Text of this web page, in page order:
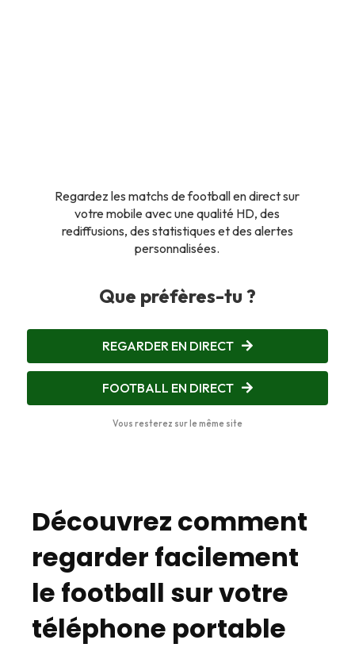
Regardez les matchs de football en direct sur
votre mobile avec une qualité HD, des
rediffusions, des statistiques et des alertes
personnalisées.
Que préfères-tu ?
REGARDER EN DIRECT
FOOTBALL EN DIRECT
Vous resterez sur le même site
Découvrez comment
regarder facilement
le football sur votre
téléphone portable